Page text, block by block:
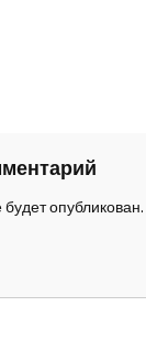
опубликован.